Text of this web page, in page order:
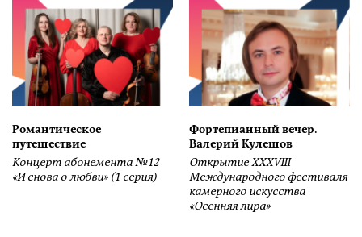
Романтическое
путешествие
Концерт абонемента №12
«И снова о любви» (1 серия)
Фортепианный вечер.
Валерий Кулешов
Открытие ХХХVIII
Международного фестиваля
камерного искусства
«Осенняя лира»